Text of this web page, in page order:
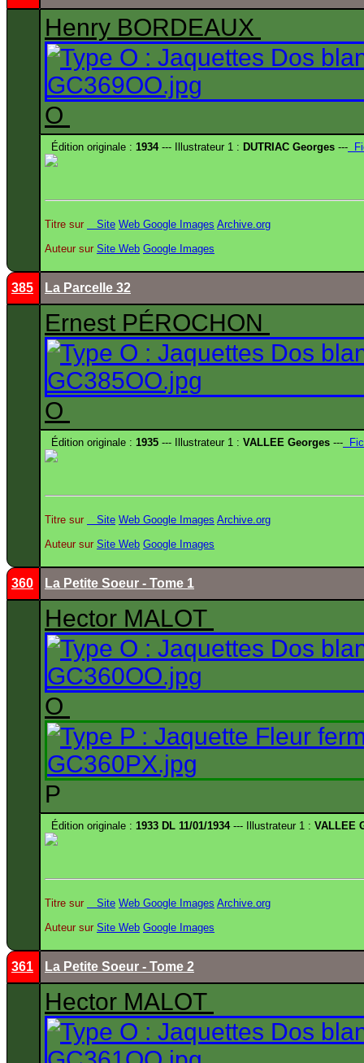
Henry BORDEAUX
O
Édition originale : 1934--- Illustrateur 1 : DUTRIAC Georges ---
Titre sur Site Web Google Images Archive.org
Auteur sur Site Web Google Images
385 La Parcelle 32
Ernest PÉROCHON
O
Édition originale : 1935 --- Illustrateur 1 : VALLEE Georges ---
Titre sur Site Web Google Images Archive.org
Auteur sur Site Web Google Images
360 La Petite Soeur - Tome 1
Hector MALOT
O
P
Édition originale : 1933 DL 11/01/1934--- Illustrateur 1 : VALLEE
Titre sur Site Web Google Images Archive.org
Auteur sur Site Web Google Images
361 La Petite Soeur - Tome 2
Hector MALOT